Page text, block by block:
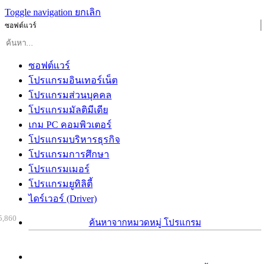
Toggle navigation ยกเลิก
ซอฟต์แวร์
ซอฟต์แวร์
โปรแกรมอินเทอร์เน็ต
โปรแกรมส่วนบุคคล
โปรแกรมมัลติมีเดีย
เกม PC คอมพิวเตอร์
โปรแกรมบริหารธุรกิจ
โปรแกรมการศึกษา
โปรแกรมเมอร์
โปรแกรมยูทิลิตี้
ไดร์เวอร์ (Driver)
ค้นหาจากหมวดหมู่ โปรแกรม